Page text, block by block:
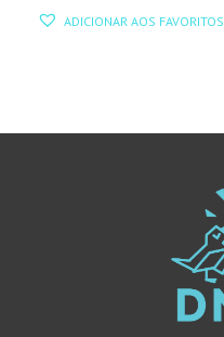
ADICIONAR AOS FAVORITOS